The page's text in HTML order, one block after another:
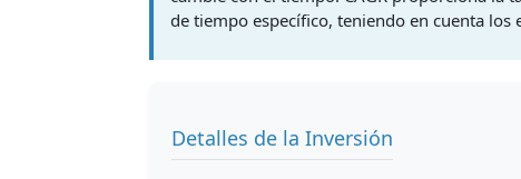
de tiempo específico, teniendo en cuenta los
Detalles de la Inversión